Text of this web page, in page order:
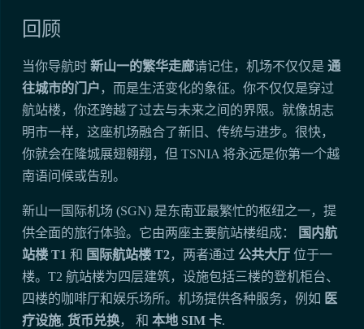
回顾
当你导航时新山一的繁华走廊请记住，机场不仅仅是通
往城市的门户 ，而是生活变化的象征。你不仅仅是穿过
航站楼，你还跨越了过去与未来之间的界限。就像胡志
明市一样，这座机场融合了新旧、传统与进步。很快，
你就会在隆城展翅翱翔，但 TSNIA 将永远是你第一个越
南语问候或告别。
新山一国际机场 (SGN) 是东南亚最繁忙的枢纽之一，提
供全面的旅行体验。它由两座主要航站楼组成：
国内航
站楼 T1 和 国际航站楼 T2，两者通过 公共大厅 位于一
楼。T2 航站楼为四层建筑，设施包括三楼的登机柜台、
四楼的咖啡厅和娱乐场所。机场提供各种服务，例如 医
疗设施,货币兑换， 和本地 SIM 卡.